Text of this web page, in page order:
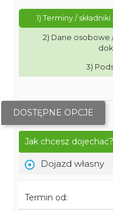
1) Terminy /
2) Dane osobowe
3)
DOSTĘPNE OPCJE
Jak chcesz dojechać?
Dojazd własny
Termin od: